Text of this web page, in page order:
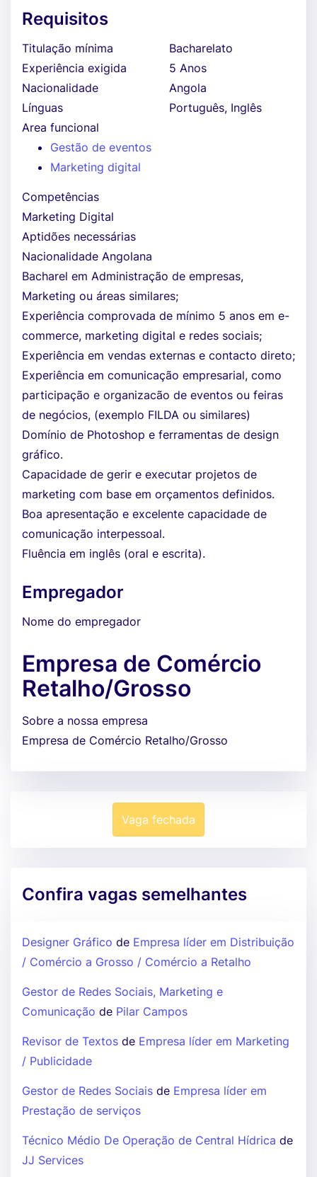
Requisitos
Titulação mínima
Bacharelato
Experiência exigida
5 Anos
Nacionalidade
Angola
Línguas
Português, Inglês
Area funcional
Gestão de eventos
Marketing digital
Competências
Marketing Digital
Aptidões necessárias
Nacionalidade Angolana
Bacharel em Administração de empresas,
Marketing ou áreas similares;
Experiência comprovada de mínimo 5 anos em e-
commerce, marketing digital e redes sociais;
Experiência em vendas externas e contacto direto;
Experiência em comunicação empresarial, como
participação e organizacão de eventos ou feiras
de negócios, (exemplo FILDA ou similares)
Domínio de Photoshop e ferramentas de design
gráfico.
Capacidade de gerir e executar projetos de
marketing com base em orçamentos definidos.
Boa apresentação e excelente capacidade de
comunicação interpessoal.
Fluência em inglês (oral e escrita).
Empregador
Nome do empregador
Empresa de Comércio
Retalho/Grosso
Sobre a nossa empresa
Empresa de Comércio Retalho/Grosso
Vaga fechada
Confira vagas semelhantes
Designer Gráfico de Empresa líder em Distribuição
/ Comércio a Grosso / Comércio a Retalho
Gestor de Redes Sociais, Marketing e
Comunicação de Pilar Campos
Revisor de Textos de Empresa líder em Marketing
/ Publicidade
Gestor de Redes Sociais de Empresa líder em
Prestação de serviços
Técnico Médio De Operação de Central Hídrica de
JJ Services